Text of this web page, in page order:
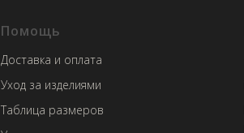
Помощь
Доставка и оплата
Уход за изделиями
Таблица размеров